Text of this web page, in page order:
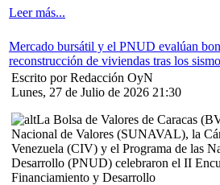
Leer más...
Mercado bursátil y el PNUD evalúan
reconstrucción de viviendas tras los
Escrito por Redacción OyN
Lunes, 27 de Julio de 2026 21:30
La Bolsa de Valores de Caracas
Nacional de Valores (SUNAVAL), la
Venezuela (CIV) y el Programa de las
Desarrollo (PNUD) celebraron el II
Financiamiento y Desarrollo